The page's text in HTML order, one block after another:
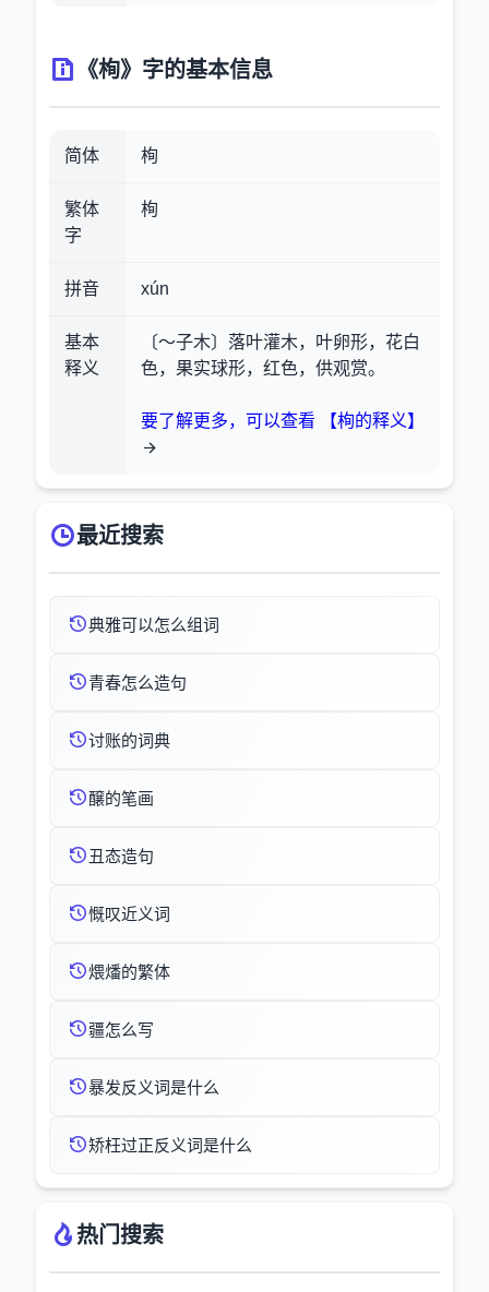
《栒》字的基本信息
简体 栒
繁体
字
栒
拼音 xún
基本
释义
〔～子木〕落叶灌木，叶卵形，花白
色，果实球形，红色，供观赏。
要了解更多，可以查看 【栒的释义】
最近搜索
典雅可以怎么组词
青春怎么造句
讨账的词典
醸的笔画
丑态造句
慨叹近义词
煨燔的繁体
疆怎么写
暴发反义词是什么
矫枉过正反义词是什么
热门搜索